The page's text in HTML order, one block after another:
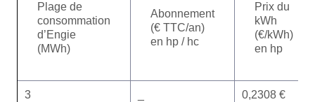
Plage de
consommation
d’Engie
(MWh)
Abonnement
(€ TTC/an)
en hp / hc
Prix du
kWh
(€/kWh)
en hp
3 0,2308 €